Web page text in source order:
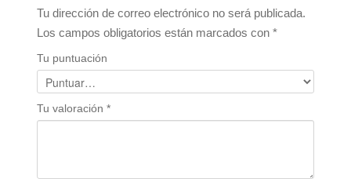
Tu dirección de correo electrónico no será publicada.
Los campos obligatorios están marcados con *
Tu puntuación
Tu valoración *